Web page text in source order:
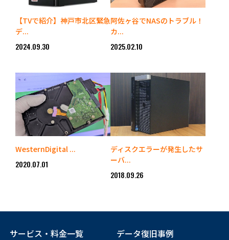
【TVで紹介】神戸市北区緊急
デ...
2024.09.30
阿佐ヶ谷でNASのトラブル！
カ...
2025.02.10
WesternDigital ...
2020.07.01
ディスクエラーが発生したサ
ーバ...
2018.09.26
サービス・料金一覧
データ復旧事例